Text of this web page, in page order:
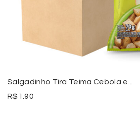
Salgadinho Tira Teima Cebola e...
R$ 1.90